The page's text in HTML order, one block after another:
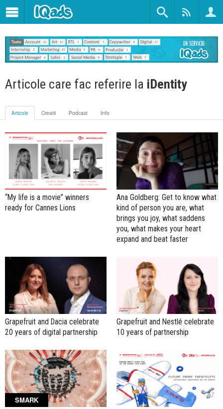
Articole care fac referire la iDentity
Articole Creatii Podcast Info
“My life is a movie” winners
ready for Cannes Lions
Ana Goldberg: Get to know what
kind of person you are, what
brings you joy, what saddens
you, what makes your heart
expand and beat faster
Grapefruit and Dacia celebrate
20 years of digital partnership
Grapefruit and Nestlé celebrate
10 years of partnership
SMARK